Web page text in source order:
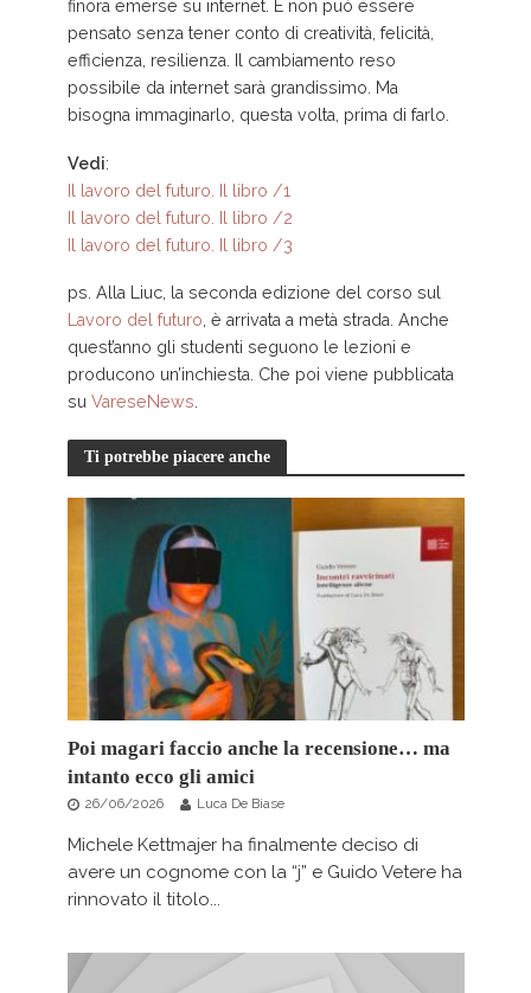
finora emerse su internet. E non può essere
pensato senza tener conto di creatività, felicità,
efficienza, resilienza. Il cambiamento reso
possibile da internet sarà grandissimo. Ma
bisogna immaginarlo, questa volta, prima di farlo.
Vedi:
Il lavoro del futuro. Il libro /1
Il lavoro del futuro. Il libro /2
Il lavoro del futuro. Il libro /3
ps. Alla Liuc, la seconda edizione del corso sul
Lavoro del futuro, è arrivata a metà strada. Anche
quest’anno gli studenti seguono le lezioni e
producono un’inchiesta. Che poi viene pubblicata
su VareseNews.
Ti potrebbe piacere anche
Poi magari faccio anche la recensione… ma
intanto ecco gli amici
26/06/2026 Luca De Biase
Michele Kettmajer ha finalmente deciso di
avere un cognome con la “j” e Guido Vetere ha
rinnovato il titolo...